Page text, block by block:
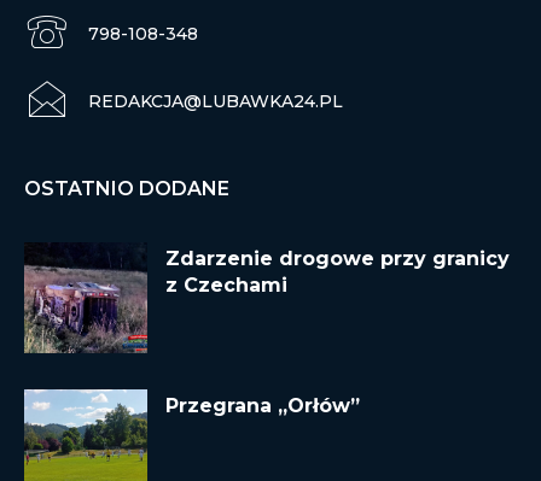
798-108-348
REDAKCJA@LUBAWKA24.PL
OSTATNIO DODANE
Zdarzenie drogowe przy granicy
z Czechami
Przegrana „Orłów”